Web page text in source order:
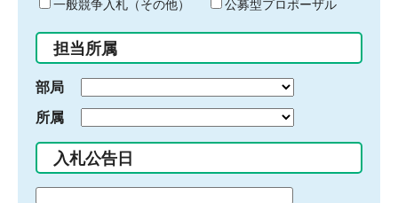
入
力
一般競争入札（その他）
公募型プロポーザル
担当所属
部局
所属
入札公告日